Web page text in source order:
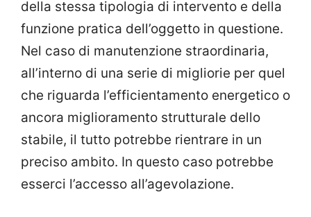
della stessa tipologia di intervento e della
funzione pratica dell’oggetto in questione.
Nel caso di manutenzione straordinaria,
all’interno di una serie di migliorie per quel
che riguarda l’efficientamento energetico o
ancora miglioramento strutturale dello
stabile, il tutto potrebbe rientrare in un
preciso ambito. In questo caso potrebbe
esserci l’accesso all’agevolazione.